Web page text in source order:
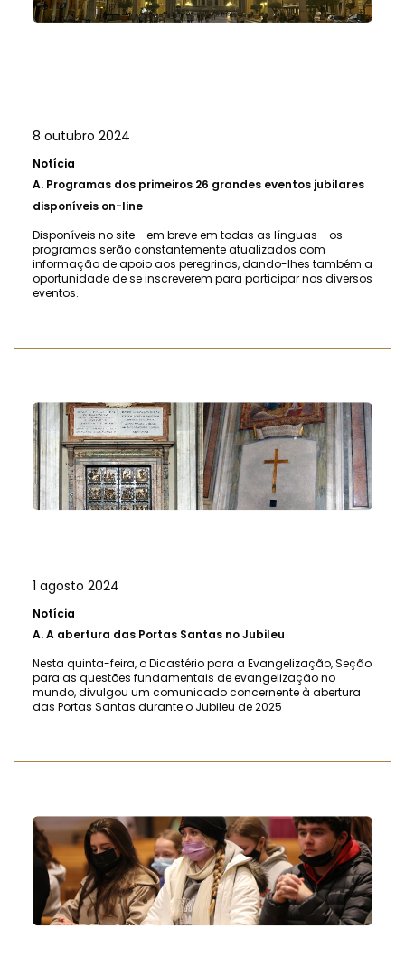
8 outubro 2024
Notícia
A. Programas dos primeiros 26 grandes eventos jubilares
disponíveis on-line
Disponíveis no site - em breve em todas as línguas - os
programas serão constantemente atualizados com
informação de apoio aos peregrinos, dando-lhes também a
oportunidade de se inscreverem para participar nos diversos
eventos.
1 agosto 2024
Notícia
A.A abertura das Portas Santas no Jubileu
Nesta quinta-feira, o Dicastério para a Evangelização, Seção
para as questões fundamentais de evangelização no
mundo, divulgou um comunicado concernente à abertura
das Portas Santas durante o Jubileu de 2025